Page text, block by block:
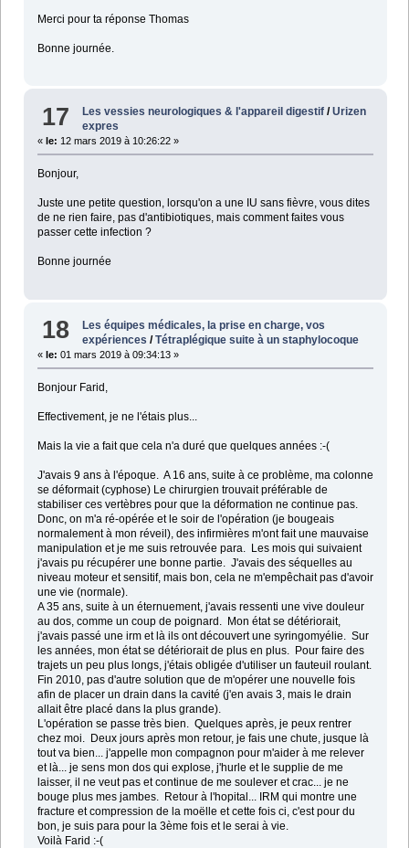
Merci pour ta réponse Thomas
Bonne journée.
17 Les vessies neurologiques & l'appareil digestif /Urizen
expres
« le: 12 mars 2019 à 10:26:22 »
Bonjour,
Juste une petite question, lorsqu'on a une IU sans fièvre, vous dites
de ne rien faire, pas d'antibiotiques, mais comment faites vous
passer cette infection ?
Bonne journée
18
Les équipes médicales, la prise en charge, vos
expériences /Tétraplégique suite à un staphylocoque
« le: 01 mars 2019 à 09:34:13 »
Bonjour Farid,
Effectivement, je ne l'étais plus...
Mais la vie a fait que cela n'a duré que quelques années :-(
J'avais 9 ans à l'époque. A 16 ans, suite à ce problème, ma colonne
se déformait (cyphose) Le chirurgien trouvait préférable de
stabiliser ces vertèbres pour que la déformation ne continue pas.
Donc, on m'a ré-opérée et le soir de l'opération (je bougeais
normalement à mon réveil), des infirmières m'ont fait une mauvaise
manipulation et je me suis retrouvée para. Les mois qui suivaient
j'avais pu récupérer une bonne partie. J'avais des séquelles au
niveau moteur et sensitif, mais bon, cela ne m'empêchait pas d'avoir
une vie (normale).
A 35 ans, suite à un éternuement, j'avais ressenti une vive douleur
au dos, comme un coup de poignard. Mon état se détériorait,
j'avais passé une irm et là ils ont découvert une syringomyélie. Sur
les années, mon état se détériorait de plus en plus. Pour faire des
trajets un peu plus longs, j'étais obligée d'utiliser un fauteuil roulant.
Fin 2010, pas d'autre solution que de m'opérer une nouvelle fois
afin de placer un drain dans la cavité (j'en avais 3, mais le drain
allait être placé dans la plus grande).
L'opération se passe très bien. Quelques après, je peux rentrer
chez moi. Deux jours après mon retour, je fais une chute, jusque là
tout va bien... j'appelle mon compagnon pour m'aider à me relever
et là... je sens mon dos qui explose, j'hurle et le supplie de me
laisser, il ne veut pas et continue de me soulever et crac... je ne
bouge plus mes jambes. Retour à l'hopital... IRM qui montre une
fracture et compression de la moëlle et cette fois ci, c'est pour du
bon, je suis para pour la 3ème fois et le serai à vie.
Voilà Farid :-(